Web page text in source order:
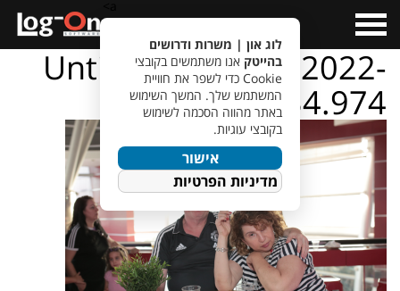
Menu
Untitled design – 2022-
09-01T143934.974
לוג און | משרות ודרושים
בהייטק אנו משתמשים בקובצי
Cookie כדי לשפר את חוויית
המשתמש שלך. המשך השימוש
באתר מהווה הסכמה לשימוש
בקובצי עוגיות.
אישור
מדיניות הפרטיות